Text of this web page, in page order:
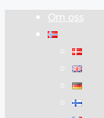
Om oss